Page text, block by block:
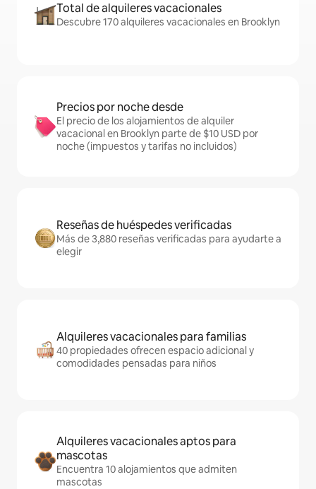
Total de alquileres vacacionales
Descubre 170 alquileres vacacionales en Brooklyn
Precios por noche desde
El precio de los alojamientos de alquiler
vacacional en Brooklyn parte de $10 USD por
noche (impuestos y tarifas no incluidos)
Reseñas de huéspedes verificadas
Más de 3,880 reseñas verificadas para ayudarte a
elegir
Alquileres vacacionales para familias
40 propiedades ofrecen espacio adicional y
comodidades pensadas para niños
Alquileres vacacionales aptos para
mascotas
Encuentra 10 alojamientos que admiten
mascotas